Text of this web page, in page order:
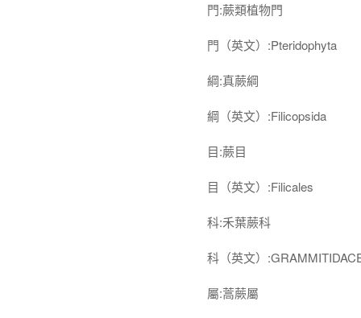
門:蕨類植物門
門（英文）:Pteridophyta
綱:真蕨綱
綱（英文）:Filicopsida
目:蕨目
目（英文）:Filicales
科:禾葉蕨科
科（英文）
屬:蒿蕨屬